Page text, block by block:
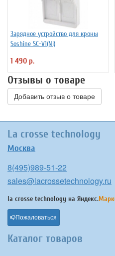
Зарядное устройство для кроны
Soshine SC-V1(Ni)
1 490 р.
Отзывы о товаре
Добавить отзыв о товаре
La crosse technology
Москва
8(495)989-51-22
sales@lacrossetechnology.ru
la crosse technology на Яндекс.
Пожаловаться
Каталог товаров